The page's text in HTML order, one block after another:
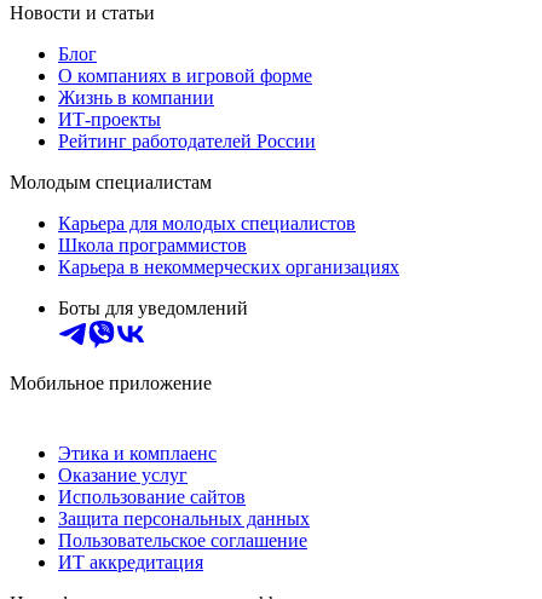
Новости и статьи
Блог
О компаниях в игровой форме
Жизнь в компании
ИТ-проекты
Рейтинг работодателей России
Молодым специалистам
Карьера для молодых специалистов
Школа программистов
Карьера в некоммерческих организациях
Боты для уведомлений
Мобильное приложение
Этика и комплаенс
Оказание услуг
Использование сайтов
Защита персональных данных
Пользовательское соглашение
ИТ аккредитация